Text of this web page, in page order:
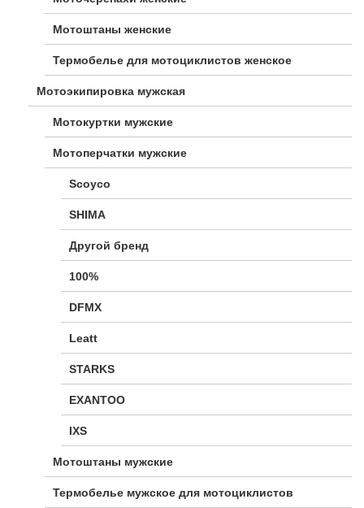
Мотоштаны женские
Термобелье для мотоциклистов женское
Мотоэкипировка мужская
Мотокуртки мужские
Мотоперчатки мужские
Scoyco
SHIMA
Другой бренд
100%
DFMX
Leatt
STARKS
EXANTOO
IXS
Мотоштаны мужские
Термобелье мужское для мотоциклистов